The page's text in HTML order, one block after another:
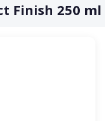
Finish 250 ml